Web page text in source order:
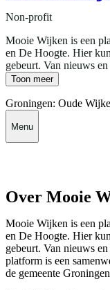
Non-profit
Mooie Wijken is een
en De Hoogte. Hier
gebeurt. Van nieuws
Toon meer
Groningen: Oude
Menu
Over Mooie
Mooie Wijken is een
en De Hoogte. Hier
gebeurt. Van nieuws
platform is een
de gemeente